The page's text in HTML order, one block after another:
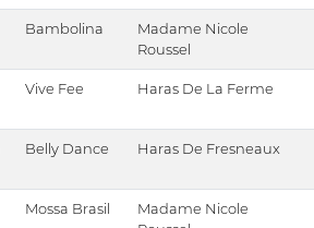
Bambolina
Madame Nicole
Roussel
Vive Fee Haras De La Ferme
Belly Dance Haras De Fresneaux
Mossa Brasil
Madame Nicole